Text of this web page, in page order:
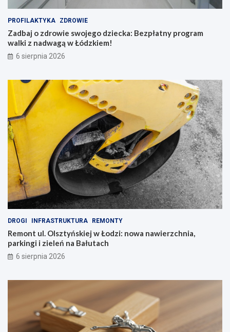
PROFILAKTYKA ZDROWIE
Zadbaj o zdrowie swojego dziecka: Bezpłatny program
walki z nadwagą w Łódzkiem!
6 sierpnia 2026
DROGI INFRASTRUKTURA REMONTY
Remont ul. Olsztyńskiej w Łodzi: nowa nawierzchnia,
parkingi i zieleń na Bałutach
6 sierpnia 2026